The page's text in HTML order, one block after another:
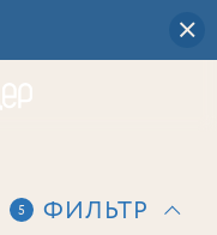
5 ФИЛЬТР